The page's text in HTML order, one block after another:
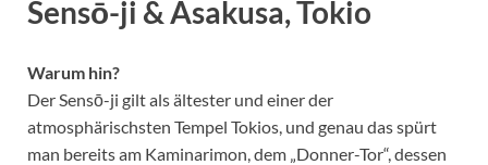
Sensō-ji & Asakusa, Tokio
Warum hin?
Der Sensō-ji gilt als ältester und einer der
atmosphärischsten Tempel Tokios, und genau das spürt
man bereits am Kaminarimon, dem „Donner-Tor“, dessen